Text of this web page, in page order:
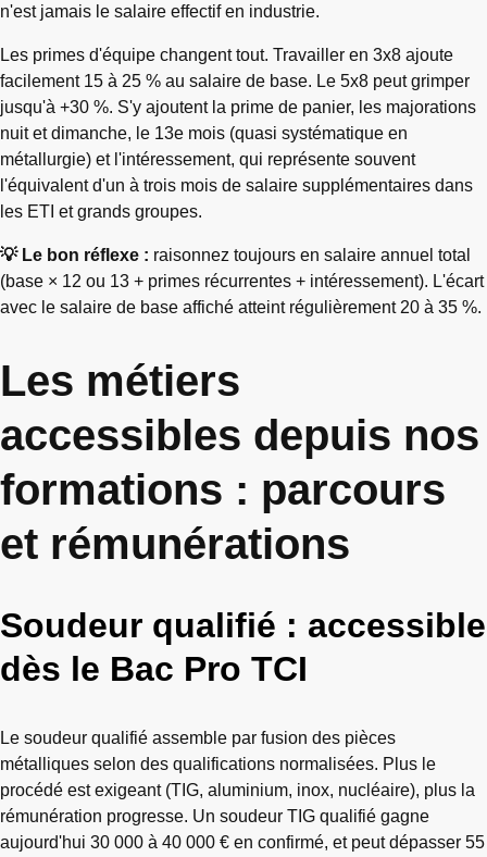
n'est jamais le salaire effectif en industrie.
Les primes d'équipe changent tout. Travailler en 3x8 ajoute
facilement 15 à 25 % au salaire de base. Le 5x8 peut grimper
jusqu'à +30 %. S'y ajoutent la prime de panier, les majorations
nuit et dimanche, le 13e mois (quasi systématique en
métallurgie) et l'intéressement, qui représente souvent
l'équivalent d'un à trois mois de salaire supplémentaires dans
les ETI et grands groupes.
💡 Le bon réflexe : raisonnez toujours en salaire annuel total
(base × 12 ou 13 + primes récurrentes + intéressement). L'écart
avec le salaire de base affiché atteint régulièrement 20 à 35 %.
Les métiers
accessibles depuis nos
formations : parcours
et rémunérations
Soudeur qualifié : accessible
dès le Bac Pro TCI
Le soudeur qualifié assemble par fusion des pièces
métalliques selon des qualifications normalisées. Plus le
procédé est exigeant (TIG, aluminium, inox, nucléaire), plus la
rémunération progresse. Un soudeur TIG qualifié gagne
aujourd'hui 30 000 à 40 000 € en confirmé, et peut dépasser 55